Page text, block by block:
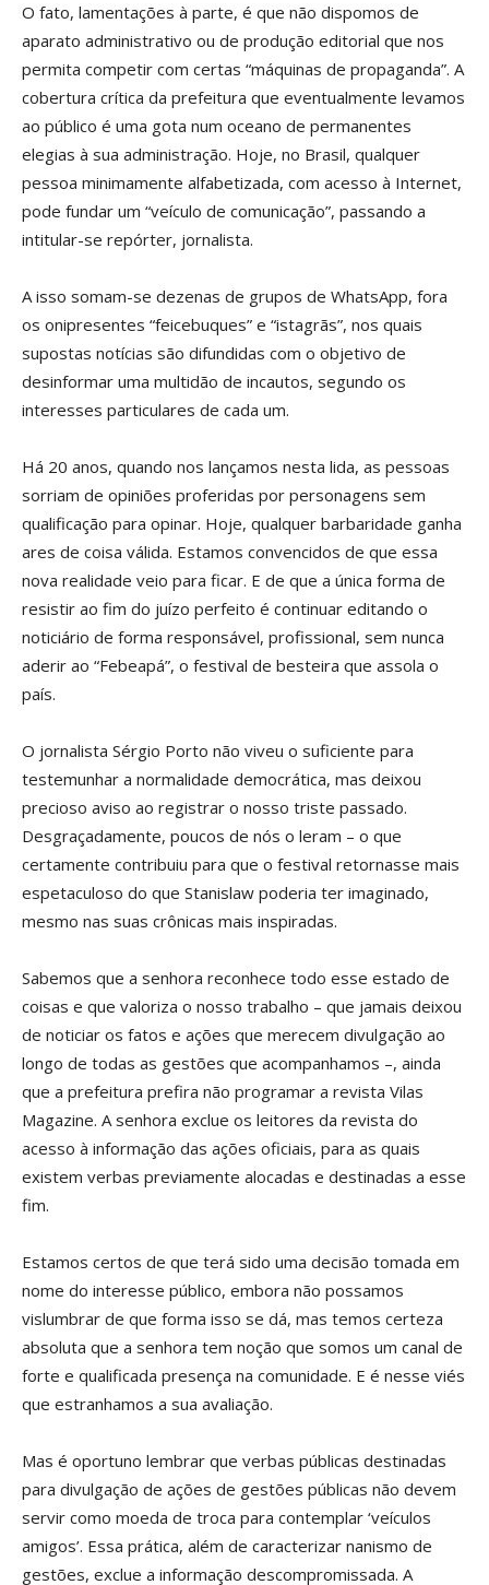
O fato, lamentações à parte, é que não dispomos de
aparato administrativo ou de produção editorial que nos
permita competir com certas “máquinas de propaganda”. A
cobertura crítica da prefeitura que eventualmente levamos
ao público é uma gota num oceano de permanentes
elegias à sua administração. Hoje, no Brasil, qualquer
pessoa minimamente alfabetizada, com acesso à Internet,
pode fundar um “veículo de comunicação”, passando a
intitular-se repórter, jornalista.
A isso somam-se dezenas de grupos de WhatsApp, fora
os onipresentes “feicebuques” e “istagrãs”, nos quais
supostas notícias são difundidas com o objetivo de
desinformar uma multidão de incautos, segundo os
interesses particulares de cada um.
Há 20 anos, quando nos lançamos nesta lida, as pessoas
sorriam de opiniões proferidas por personagens sem
qualificação para opinar. Hoje, qualquer barbaridade ganha
ares de coisa válida. Estamos convencidos de que essa
nova realidade veio para ficar. E de que a única forma de
resistir ao fim do juízo perfeito é continuar editando o
noticiário de forma responsável, profissional, sem nunca
aderir ao “Febeapá”, o festival de besteira que assola o
país.
O jornalista Sérgio Porto não viveu o suficiente para
testemunhar a normalidade democrática, mas deixou
precioso aviso ao registrar o nosso triste passado.
Desgraçadamente, poucos de nós o leram – o que
certamente contribuiu para que o festival retornasse mais
espetaculoso do que Stanislaw poderia ter imaginado,
mesmo nas suas crônicas mais inspiradas.
Sabemos que a senhora reconhece todo esse estado de
coisas e que valoriza o nosso trabalho – que jamais deixou
de noticiar os fatos e ações que merecem divulgação ao
longo de todas as gestões que acompanhamos –, ainda
que a prefeitura prefira não programar a revista Vilas
Magazine. A senhora exclue os leitores da revista do
acesso à informação das ações oficiais, para as quais
existem verbas previamente alocadas e destinadas a esse
fim.
Estamos certos de que terá sido uma decisão tomada em
nome do interesse público, embora não possamos
vislumbrar de que forma isso se dá, mas temos certeza
absoluta que a senhora tem noção que somos um canal de
forte e qualificada presença na comunidade. E é nesse viés
que estranhamos a sua avaliação.
Mas é oportuno lembrar que verbas públicas destinadas
para divulgação de ações de gestões públicas não devem
servir como moeda de troca para contemplar ‘veículos
amigos’. Essa prática, além de caracterizar nanismo de
gestões, exclue a informação descompromissada. A